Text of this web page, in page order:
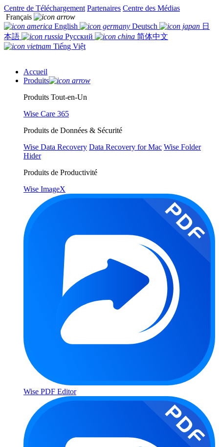
Centre de Téléchargement Partenaires Centre des Médias
Français
English
Deutsch
日
本語
Русский
简体中文
Tiếng Việt
Accueil
Produits
Produits Tout-en-Un
Wise Care 365
Produits de Données & Sécurité
Wise Data Recovery Data Recovery for Mac Wise Folder
Hider
Produits de Productivité
Wise ImageX
Wise PDF Editor